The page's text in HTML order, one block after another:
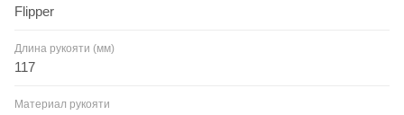
Flipper
Длина рукояти (мм)
117
Материал рукояти